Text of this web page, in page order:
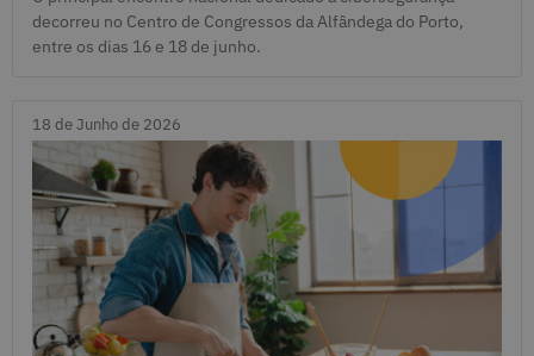
decorreu no Centro de Congressos da Alfândega do Porto,
entre os dias 16 e 18 de junho.
18 de Junho de 2026